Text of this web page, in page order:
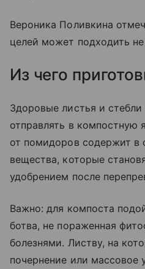
Вероника Поливкина
целей может подходить
Из чего
Здоровые листья и
отправлять в компостную
от помидоров содержит в
вещества, которые
удобрением после
Важно: для компоста
ботва, не пораженная
болезнями. Листву, на
почернение или массовое